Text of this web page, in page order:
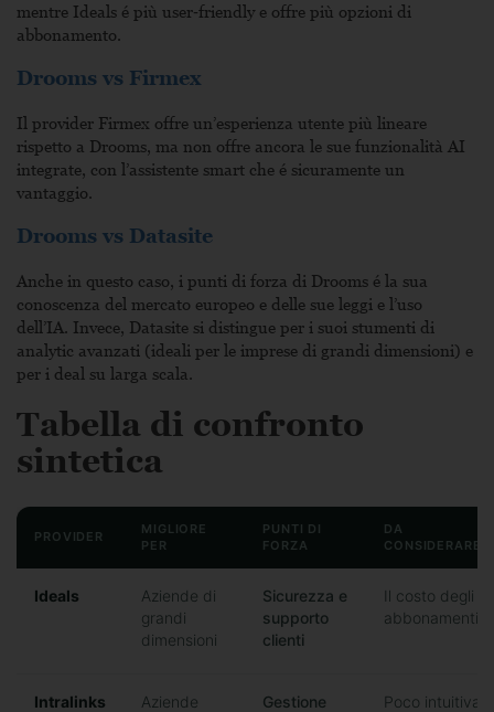
mentre Ideals é più user‑friendly e offre più opzioni di
abbonamento.
Drooms vs Firmex
Il provider Firmex offre un’esperienza utente più lineare
rispetto a Drooms, ma non offre ancora le sue funzionalità AI
integrate, con l’assistente smart che é sicuramente un
vantaggio.
Drooms vs Datasite
Anche in questo caso, i punti di forza di Drooms é la sua
conoscenza del mercato europeo e delle sue leggi e l’uso
dell’IA. Invece, Datasite si distingue per i suoi stumenti di
analytic avanzati (ideali per le imprese di grandi dimensioni) e
per i deal su larga scala.
Tabella di confronto
sintetica
PROVIDER
MIGLIORE
PER
PUNTI DI
FORZA
DA
CONSIDERARE
Ideals
Aziende di
grandi
dimensioni
Sicurezza e
supporto
clienti
Il costo degli
abbonamenti
Intralinks
Aziende
Gestione
Poco intuitiva